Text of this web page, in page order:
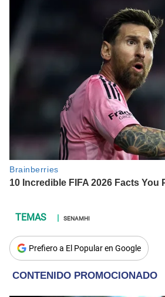
SENAMHI
Prefiero a El Popular en Google